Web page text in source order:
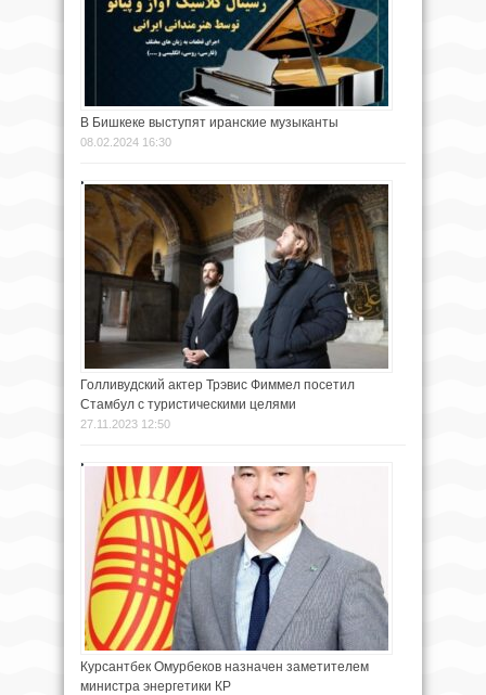
В Бишкеке выступят иранские музыканты
08.02.2024 16:30
Голливудский актер Трэвис Фиммел посетил
Стамбул с туристическими целями
27.11.2023 12:50
Курсантбек Омурбеков назначен заметителем
министра энергетики КР